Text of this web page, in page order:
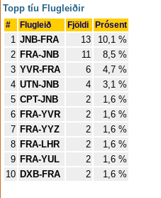
Topp tíu Flugleiðir
# Flugleið Fjöldi Prósent
1 JNB-FRA 13
10,1 %
2 FRA-JNB 11
8,5 %
3 YVR-FRA 6
4,7 %
4 UTN-JNB 4
3,1 %
5 CPT-JNB 2
1,6 %
6 FRA-YVR 2
1,6 %
7 FRA-YYZ 2
1,6 %
8 FRA-LHR 2
1,6 %
9 FRA-YUL 2
1,6 %
10 DXB-FRA 2 1,6 %